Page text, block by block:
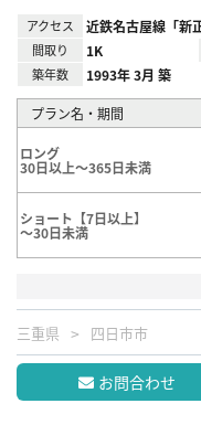
アクセス 近鉄名古屋線「新
間取り 1K
築年数 1993年 3月 築
プラン名・期間
ロング
30日以上～365日未満
ショート【7日以上】
～30日未満
三重県 四日市市
お問合わせ